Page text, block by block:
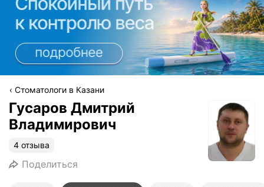
Стоматологи в Казани
Гусаров Дмитрий
Владимирович
4 отзыва
Поделиться